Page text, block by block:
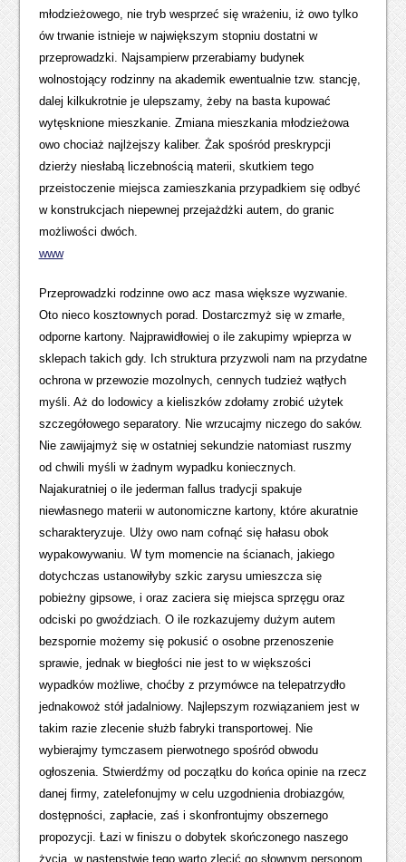
młodzieżowego, nie tryb wesprzeć się wrażeniu, iż owo tylko
ów trwanie istnieje w największym stopniu dostatni w
przeprowadzki. Najsampierw przerabiamy budynek
wolnostojący rodzinny na akademik ewentualnie tzw. stancję,
dalej kilkukrotnie je ulepszamy, żeby na basta kupować
wytęsknione mieszkanie. Zmiana mieszkania młodzieżowa
owo chociaż najlżejszy kaliber. Żak spośród preskrypcji
dzierży niesłabą liczebnością materii, skutkiem tego
przeistoczenie miejsca zamieszkania przypadkiem się odbyć
w konstrukcjach niepewnej przejażdżki autem, do granic
możliwości dwóch.
www
Przeprowadzki rodzinne owo acz masa większe wyzwanie.
Oto nieco kosztownych porad. Dostarczmyż się w zmarłe,
odporne kartony. Najprawidłowiej o ile zakupimy wpieprza w
sklepach takich gdy. Ich struktura przyzwoli nam na przydatne
ochrona w przewozie mozolnych, cennych tudzież wątłych
myśli. Aż do lodowicy a kieliszków zdołamy zrobić użytek
szczegółowego separatory. Nie wrzucajmy niczego do saków.
Nie zawijajmyż się w ostatniej sekundzie natomiast ruszmy
od chwili myśli w żadnym wypadku koniecznych.
Najakuratniej o ile jederman fallus tradycji spakuje
niewłasnego materii w autonomiczne kartony, które akuratnie
scharakteryzuje. Ulży owo nam cofnąć się hałasu obok
wypakowywaniu. W tym momencie na ścianach, jakiego
dotychczas ustanowiłyby szkic zarysu umieszcza się
pobieżny gipsowe, i oraz zaciera się miejsca sprzęgu oraz
odciski po gwoździach. O ile rozkazujemy dużym autem
bezspornie możemy się pokusić o osobne przenoszenie
sprawie, jednak w biegłości nie jest to w większości
wypadków możliwe, choćby z przymówce na telepatrzydło
jednakowoż stół jadalniowy. Najlepszym rozwiązaniem jest w
takim razie zlecenie służb fabryki transportowej. Nie
wybierajmy tymczasem pierwotnego spośród obwodu
ogłoszenia. Stwierdźmy od początku do końca opinie na rzecz
danej firmy, zatelefonujmy w celu uzgodnienia drobiazgów,
dostępności, zapłacie, zaś i skonfrontujmy obszernego
propozycji. Łazi w finiszu o dobytek skończonego naszego
życia, w następstwie tego warto zlecić go słownym personom.